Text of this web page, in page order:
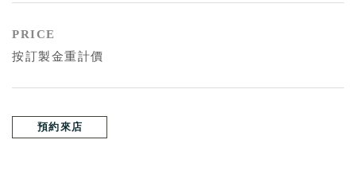
PRICE
按訂製金重計價
預約來店